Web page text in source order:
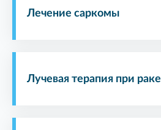
Лечение саркомы
Лучевая терапия при раке